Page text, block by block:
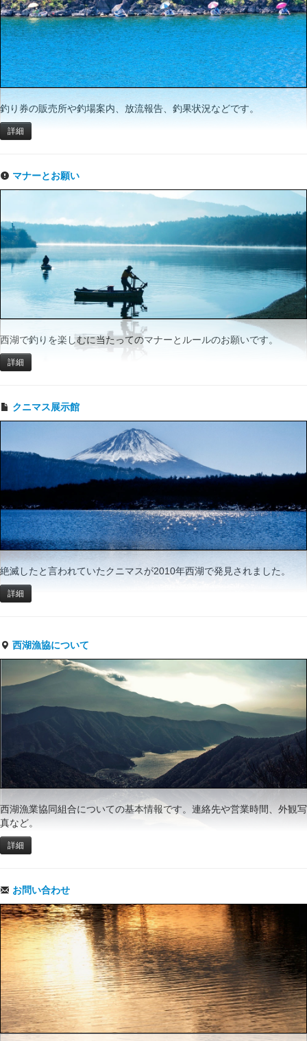
釣り券の販売所や釣場案内、放流報告、釣果状況などです。
詳細
マナーとお願い
西湖で釣りを楽しむに当たってのマナーとルールのお願いです。
詳細
クニマス展示館
絶滅したと言われていたクニマスが2010年西湖で発見されました。
詳細
西湖漁協について
西湖漁業協同組合についての基本情報です。連絡先や営業時間、外観写
真など。
詳細
お問い合わせ